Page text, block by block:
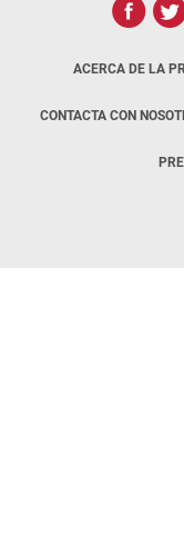
ACERCA DE LA
CONTACTA CON